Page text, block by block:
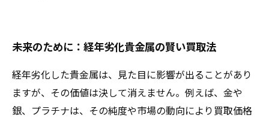
未来のために：経年劣化貴金属の賢い買取法
経年劣化した貴金属は、見た目に影響が出ることがあり
ますが、その価値は決して消えません。例えば、金や
銀、プラチナは、その純度や市場の動向により買取価格